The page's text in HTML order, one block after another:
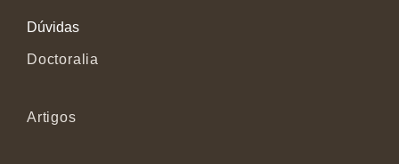
Dúvidas
Doctoralia
Artigos